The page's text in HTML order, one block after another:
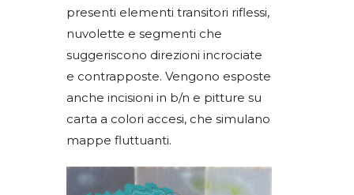
presenti elementi transitori riflessi,
nuvolette e segmenti che
suggeriscono direzioni incrociate
e contrapposte. Vengono esposte
anche incisioni in b/n e pitture su
carta a colori accesi, che simulano
mappe fluttuanti.